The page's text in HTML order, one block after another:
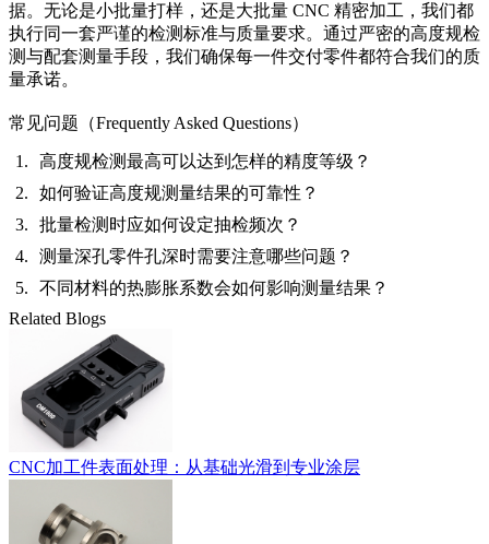
据。无论是小批量打样，还是大批量 CNC 精密加工 ，我们都
执行同一套严谨的检测标准与质量要求。通过严密的高度规检
测与配套测量手段，我们确保每一件交付零件都符合我们的质
量承诺。
常见问题（Frequently Asked Questions）
高度规检测最高可以达到怎样的精度等级？
如何验证高度规测量结果的可靠性？
批量检测时应如何设定抽检频次？
测量深孔零件孔深时需要注意哪些问题？
不同材料的热膨胀系数会如何影响测量结果？
Related Blogs
CNC加工件表面处理：从基础光滑到专业涂层